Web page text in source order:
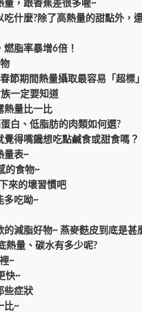
量，跟香蕉差很多喔~
吃什麼?除了高熱量的甜點外，
脂率暴增6倍！
節期間熱量攝取最容易「超標」
一定要知道
熱量比一比
白、低脂肪的肉類如何選?
得嘴饞想吃點鹹食或甜食嗎？
量表~
的食物~
來的壞習慣吧
多吃呦~
減脂好物~ 燕麥麩皮到底是甚
熱量、碳水有多少呢?
~
快~
些症狀
比~